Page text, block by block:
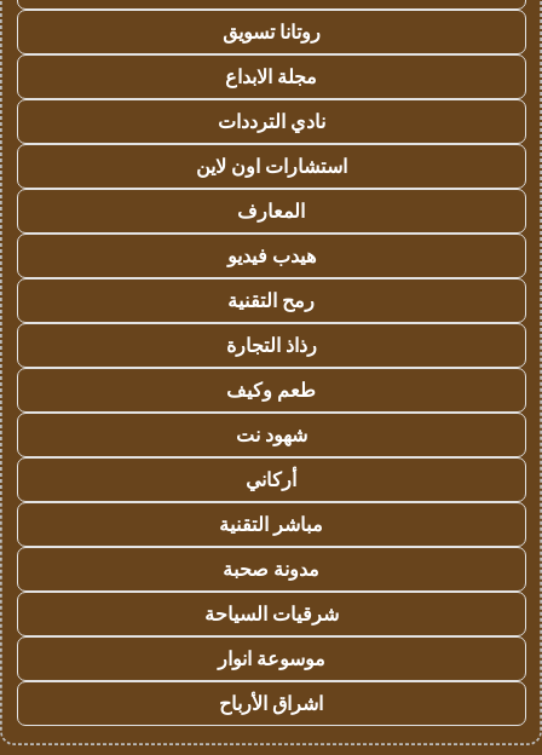
روتانا تسويق
مجلة الابداع
نادي الترددات
استشارات اون لاين
المعارف
هيدب فيديو
رمح التقنية
رذاذ التجارة
طعم وكيف
شهود نت
أركاني
مباشر التقنية
مدونة صحبة
شرقيات السياحة
موسوعة انوار
اشراق الأرباح